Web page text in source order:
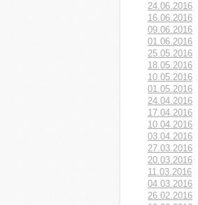
24.06.2016
16.06.2016
09.06.2016
01.06.2016
25.05.2016
18.05.2016
10.05.2016
01.05.2016
24.04.2016
17.04.2016
10.04.2016
03.04.2016
27.03.2016
20.03.2016
11.03.2016
04.03.2016
26.02.2016